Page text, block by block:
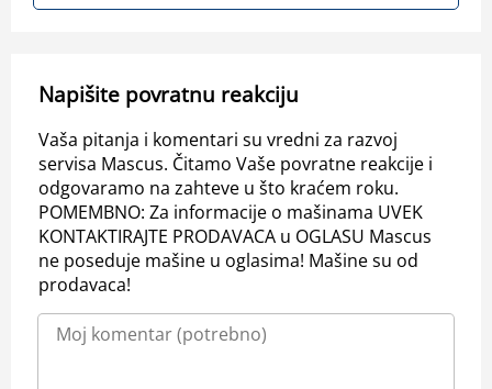
Napišite povratnu reakciju
Vaša pitanja i komentari su vredni za razvoj
servisa Mascus. Čitamo Vaše povratne reakcije i
odgovaramo na zahteve u što kraćem roku.
POMEMBNO: Za informacije o mašinama UVEK
KONTAKTIRAJTE PRODAVACA u OGLASU Mascus
ne poseduje mašine u oglasima! Mašine su od
prodavaca!